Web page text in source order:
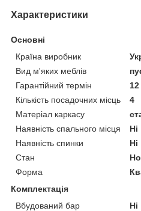
Характеристики
Основні
Країна виробник
Вид м'яких меблів
Гарантійний термін
12
Кількість посадочних місць
4
Матеріал каркасу
Наявність спального місця
Ні
Наявність спинки
Ні
Стан
Форма
Комплектація
Вбудований бар
Ні